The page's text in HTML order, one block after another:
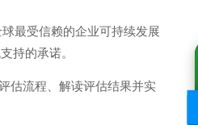
最受信赖的企业可持续发展
持的承诺。
估流程、解读评估结果并实